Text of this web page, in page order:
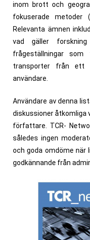
inom brott och
fokuserade metoder
Relevanta ämnen
vad gäller
frågeställningar
transporter från ett
användare.
Användare av denna
diskussioner åtkomliga
författare. TCR-
således ingen
och goda omdöme när
godkännande från